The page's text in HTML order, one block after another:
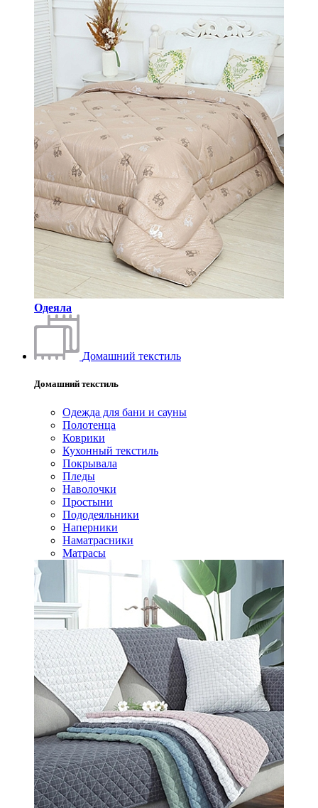
Одеяла
Домашний текстиль
Домашний текстиль
Одежда для бани и сауны
Полотенца
Коврики
Кухонный текстиль
Покрывала
Пледы
Наволочки
Простыни
Пододеяльники
Наперники
Наматрасники
Матрасы